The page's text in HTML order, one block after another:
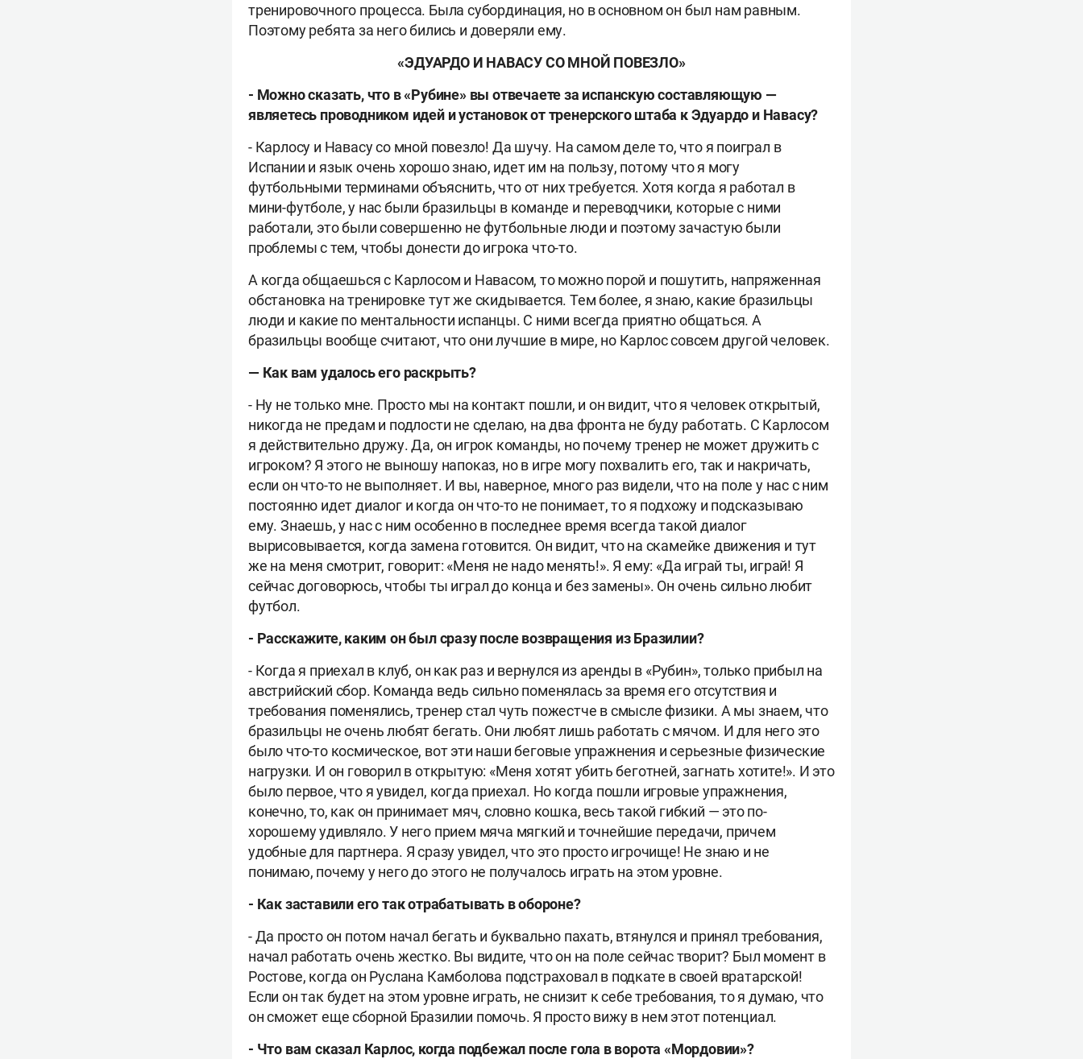
тренировочного процесса. Была субординация, но в основном он был нам равным.
Поэтому ребята за него бились и доверяли ему.
«ЭДУАРДО И НАВАСУ СО МНОЙ ПОВЕЗЛО»
- Можно сказать, что в «Рубине» вы отвечаете за испанскую составляющую —
являетесь проводником идей и установок от тренерского штаба к Эдуардо и Навасу?
-Карлосу и Навасу со мной повезло! Да шучу. На самом деле то, что я поиграл в
Испании и язык очень хорошо знаю, идет им на пользу, потому что я могу
футбольными терминами объяснить, что от них требуется. Хотя когда я работал в
мини-футболе, у нас были бразильцы в команде и переводчики, которые с ними
работали, это были совершенно не футбольные люди и поэтому зачастую были
проблемы с тем, чтобы донести до игрока что-то.
А когда общаешься с Карлосом и Навасом, то можно порой и пошутить, напряженная
обстановка на тренировке тут же скидывается. Тем более, я знаю, какие бразильцы
люди и какие по ментальности испанцы. С ними всегда приятно общаться. А
бразильцы вообще считают, что они лучшие в мире, но Карлос совсем другой человек.
— Как вам удалось его раскрыть?
-Ну не только мне. Просто мы на контакт пошли, и он видит, что я человек открытый,
никогда не предам и подлости не сделаю, на два фронта не буду работать. С Карлосом
я действительно дружу. Да, он игрок команды, но почему тренер не может дружить с
игроком? Я этого не выношу напоказ, но в игре могу похвалить его, так и накричать,
если он что-то не выполняет. И вы, наверное, много раз видели, что на поле у нас с ним
постоянно идет диалог и когда он что-то не понимает, то я подхожу и подсказываю
ему. Знаешь, у нас с ним особенно в последнее время всегда такой диалог
вырисовывается, когда замена готовится. Он видит, что на скамейке движения и тут
же на меня смотрит, говорит: «Меня не надо менять!». Я ему: «Да играй ты, играй! Я
сейчас договорюсь, чтобы ты играл до конца и без замены». Он очень сильно любит
футбол.
- Расскажите, каким он был сразу после возвращения из Бразилии?
-Когда я приехал в клуб, он как раз и вернулся из аренды в «Рубин», только прибыл на
австрийский сбор. Команда ведь сильно поменялась за время его отсутствия и
требования поменялись, тренер стал чуть пожестче в смысле физики. А мы знаем, что
бразильцы не очень любят бегать. Они любят лишь работать с мячом. И для него это
было что-то космическое, вот эти наши беговые упражнения и серьезные физические
нагрузки. И он говорил в открытую: «Меня хотят убить беготней, загнать хотите!». И это
было первое, что я увидел, когда приехал. Но когда пошли игровые упражнения,
конечно, то, как он принимает мяч, словно кошка, весь такой гибкий — это по-
хорошему удивляло. У него прием мяча мягкий и точнейшие передачи, причем
удобные для партнера. Я сразу увидел, что это просто игрочище! Не знаю и не
понимаю, почему у него до этого не получалось играть на этом уровне.
- Как заставили его так отрабатывать в обороне?
-Да просто он потом начал бегать и буквально пахать, втянулся и принял требования,
начал работать очень жестко. Вы видите, что он на поле сейчас творит? Был момент в
Ростове, когда он Руслана Камболова подстраховал в подкате в своей вратарской!
Если он так будет на этом уровне играть, не снизит к себе требования, то я думаю, что
он сможет еще сборной Бразилии помочь. Я просто вижу в нем этот потенциал.
- Что вам сказал Карлос, когда подбежал после гола в ворота «Мордовии»?